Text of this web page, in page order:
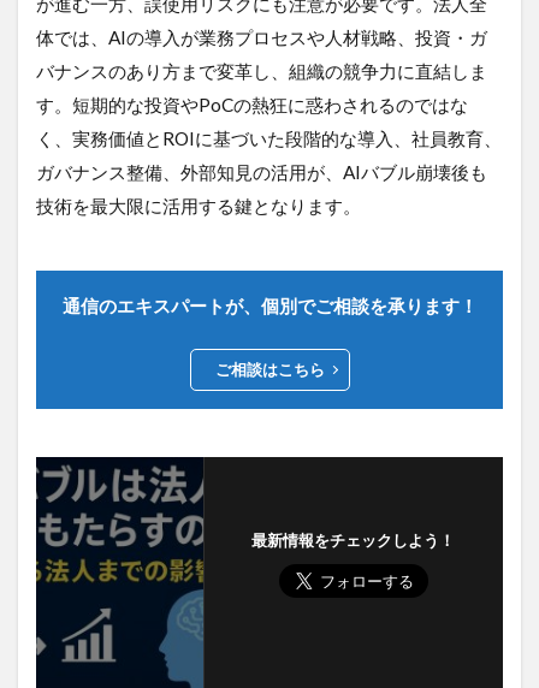
体では、AIの導入が業務プロセスや人材戦略、投資・ガ
バナンスのあり方まで変革し、組織の競争力に直結しま
す。短期的な投資やPoCの熱狂に惑わされるのではな
く、実務価値とROIに基づいた段階的な導入、社員教育、
ガバナンス整備、外部知見の活用が、AIバブル崩壊後も
技術を最大限に活用する鍵となります。
通信のエキスパートが、個別でご相談を承ります！
ご相談はこちら
最新情報をチェックしよう！